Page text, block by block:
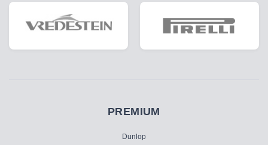
PREMIUM
Dunlop